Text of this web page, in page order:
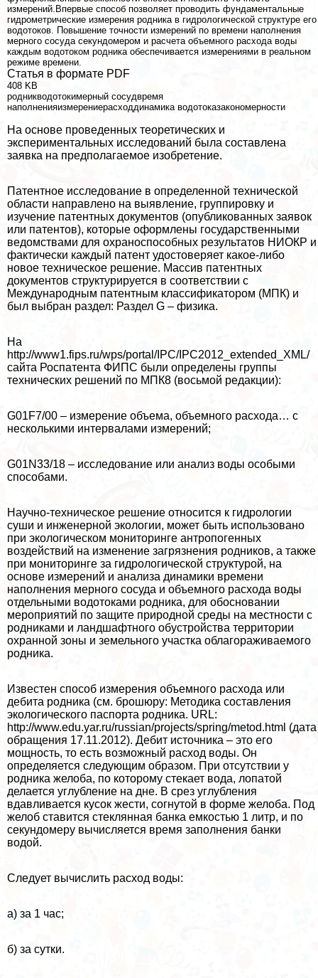
измерений.Впервые способ позволяет проводить фундаментальные
гидрометрические измерения родника в гидрологической структуре его
водотоков. Повышение точности измерений по времени наполнения
мерного сосуда секундомером и расчета объемного расхода воды
каждым водотоком родника обеспечивается измерениями в реальном
режиме времени.
Статья в формате PDF
408 KB
родникводотокимерный сосудвремя
наполненияизмерениерасходдинамика водотоказакономерности
На основе проведенных теоретических и
экспериментальных исследований была составлена
заявка на предполагаемое изобретение.
Патентное исследование в определенной технической
области направлено на выявление, группировку и
изучение патентных документов (опубликованных заявок
или патентов), которые оформлены государственными
ведомствами для охраноспособных результатов НИОКР и
фактически каждый патент удостоверяет какое-либо
новое техническое решение. Массив патентных
документов структурируется в соответствии с
Международным патентным классификатором (МПК) и
был выбран раздел: Раздел G – физика.
На
http://www1.fips.ru/wps/portal/IPC/IPC2012_extended_XML/
сайта Роспатента ФИПС были определены группы
технических решений по МПК8 (восьмой редакции):
G01F7/00 – измерение объема, объемного расхода… с
несколькими интервалами измерений;
G01N33/18 – исследование или анализ воды особыми
способами.
Научно-техническое решение относится к гидрологии
суши и инженерной экологии, может быть использовано
при экологическом мониторинге антропогенных
воздействий на изменение загрязнения родников, а также
при мониторинге за гидрологической структурой, на
основе измерений и анализа динамики времени
наполнения мерного сосуда и объемного расхода воды
отдельными водотоками родника, для обосновании
мероприятий по защите природной среды на местности с
родниками и ландшафтного обустройства территории
охранной зоны и земельного участка облагораживаемого
родника.
Известен способ измерения объемного расхода или
дебита родника (см. брошюру: Методика составления
экологического паспорта родника. URL:
http://www.edu.yar.ru/russian/projects/spring/metod.html (дата
обращения 17.11.2012). Дебит источника – это его
мощность, то есть возможный расход воды. Он
определяется следующим образом. При отсутствии у
родника желоба, по которому стекает вода, лопатой
делается углубление на дне. В срез углубления
вдавливается кусок жести, согнутой в форме желоба. Под
желоб ставится стеклянная банка емкостью 1 литр, и по
секундомеру вычисляется время заполнения банки
водой.
Следует вычислить расход воды:
а) за 1 час;
б) за сутки.